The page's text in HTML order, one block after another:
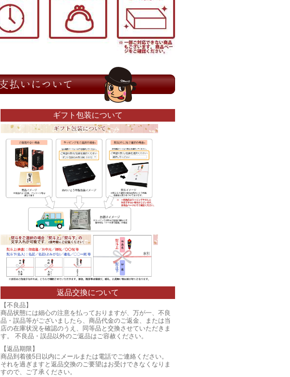
ギフト包装について
返品交換について
【不良品】
商品状態には細心の注意を払っておりますが、万が一、不良
品・誤品等がございましたら、商品代金のご返金、または当
店の在庫状況を確認のうえ、同等品と交換させていただきま
す。 不良品・誤品以外のご返品はご容赦ください。
【返品期限】
商品到着後5日以内にメールまたは電話でご連絡ください。
それを過ぎますと返品交換のご要望はお受けできなくなりま
すので、ご了承ください。